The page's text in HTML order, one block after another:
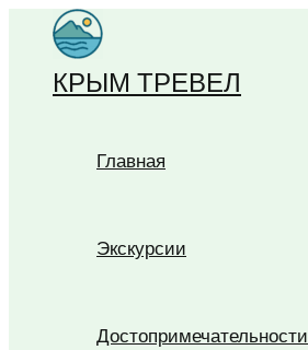
Перейти
содержимому
КРЫМ ТРЕВЕЛ
Главная
Экскурсии
Достопримечательности